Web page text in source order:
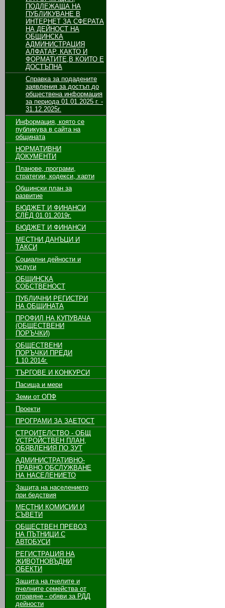
ПОДЛЕЖАЩА НА
ПУБЛИКУВАНЕ В
ИНТЕРНЕТ ЗА СФЕРАТА
НА ДЕЙНОСТ НА
ОБЩИНСКА
АДМИНИСТРАЦИЯ
АЛФАТАР, КАКТО И
ФОРМАТИТЕ,В КОИТО Е
ДОСТЪПНА
Справка за подадените
заявления за достъп до
обществена информация
за периода 01.01.2025 г. -
31.12.2025г.
Информация, която се
публикува в сайта на
общината
НОРМАТИВНИ
ДОКУМЕНТИ
Планове, програми,
стратегии, кодекси, харти
Общински план за
развитие
БЮДЖЕТ И ФИНАНСИ
СЛЕД 01.01.2019г.
БЮДЖЕТ И ФИНАНСИ
МЕСТНИ ДАНЪЦИ И
ТАКСИ
Социални дейности и
услуги
ОБЩИНСКА
СОБСТВЕНОСТ
ПУБЛИЧНИ РЕГИСТРИ
НА ОБЩИНАТА
ПРОФИЛ НА КУПУВАЧА
(ОБЩЕСТВЕНИ
ПОРЪЧКИ)
ОБЩЕСТВЕНИ
ПОРЪЧКИ ПРЕДИ
1.10.2014г.
ТЪРГОВЕ И КОНКУРСИ
Пасища и мери
Земи от ОПФ
Проекти
ПРОГРАМИ ЗА ЗАЕТОСТ
СТРОИТЕЛСТВО - ОБЩ
УСТРОЙСТВЕН ПЛАН,
ОБЯВЛЕНИЯ ПО ЗУТ
АДМИНИСТРАТИВНО-
ПРАВНО ОБСЛУЖВАНЕ
НА НАСЕЛЕНИЕТО
Защита на населението
при бедствия
МЕСТНИ КОМИСИИ И
СЪВЕТИ
ОБЩЕСТВЕН ПРЕВОЗ
НА ПЪТНИЦИ С
АВТОБУСИ
РЕГИСТРАЦИЯ НА
ЖИВОТНОВЪДНИ
ОБЕКТИ
Защита на пчелите и
пчелните семейства от
отравяне - обяви за РДД
дейности